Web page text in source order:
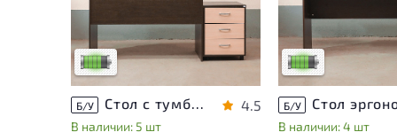
эксплуатации, не влияющие
Низкая степень износа
Б/У Стол с тумбой ЛДСП Венге
В наличии: 5 шт
4.5
эксплуатации, не
на удобство его
использования
Низкая степень
Б/У
В наличии: 4 шт